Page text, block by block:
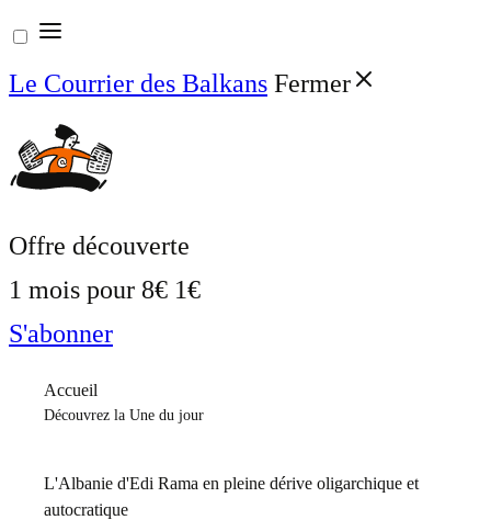
Aller
au
contenu
Le Courrier des Balkans Fermer
Offre découverte
1 mois pour 8€ 1€
S'abonner
Accueil
Découvrez la Une du jour
L'Albanie d'Edi Rama en pleine dérive oligarchique et
autocratique